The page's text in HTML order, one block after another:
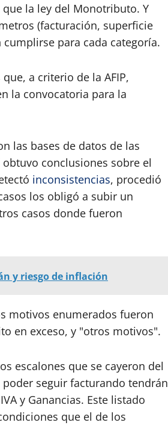
la ley del Monotributo. Y
(facturación, superficie
cumplirse para cada categoría.
a criterio de la AFIP,
la convocatoria para la
las bases de datos de las
conclusiones sobre el
inconsistencias, procedió
los obligó a subir un
casos donde fueron
y riesgo de inflación
motivos enumerados fueron
en exceso, y "otros motivos".
escalones que se cayeron del
seguir facturando tendrán
y Ganancias. Este listado
que el de los